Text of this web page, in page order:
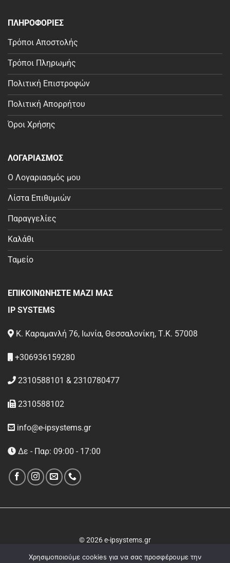
ΠΛΗΡΟΦΟΡΙΕΣ
Τρόποι Αποστολής
Τρόποι Πληρωμής
Πολιτική Επιστροφών
Πολιτική Απορρήτου
Όροι Χρήσης
ΛΟΓΑΡΙΑΣΜΟΣ
Ο Λογαριασμός μου
Λίστα Επιθυμιών
Παραγγελίες
Καλάθι
Ταμείο
ΕΠΙΚΟΙΝΩΝΗΣΤΕ ΜΑΖΙ ΜΑΣ
IP SYSTEMS
Κ. Καραμανλή 76, Ιωνία, Θεσσαλονίκη, Τ.Κ. 57008
+306936159280
2310588101 & 2310780477
2310588102
info@e-ipsystems.gr
Δε - Παρ: 09:00 - 17:00
© 2026 e-ipsystems.gr
Χρησιμοποιούμε cookies για να σας προσφέρουμε την